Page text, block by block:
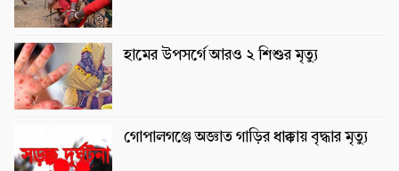
হামের উপসর্গে আরও ২ শিশুর মৃত্যু
গোপালগঞ্জে অজ্ঞাত গাড়ির ধাক্কায় বৃদ্ধার মৃত্যু